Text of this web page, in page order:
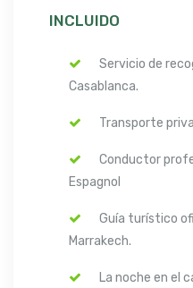
INCLUIDO
Servicio de
Casablanca.
Transporte
Conductor
Espagnol
Guía turístico
Marrakech.
La noche en el